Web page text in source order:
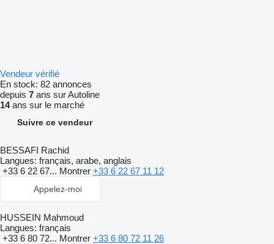
Vendeur vérifié
En stock: 82 annonces
depuis 7 ans sur Autoline
14ans sur le marché
Suivre ce vendeur
BESSAFI Rachid
Langues: français, arabe, anglais
+33 6 22 67... Montrer +33 6 22 67 11 12
Appelez-moi
HUSSEIN Mahmoud
Langues: français
+33 6 80 72... Montrer +33 6 80 72 11 26